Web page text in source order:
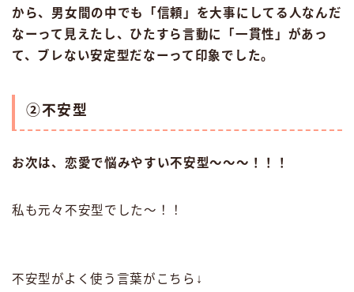
から、男女間の中でも「信頼」を大事にしてる人なんだ
なーって見えたし、ひたすら言動に「一貫性」があっ
て、ブレない安定型だなーって印象でした。
②不安型
お次は、恋愛で悩みやすい不安型〜〜〜！！！
私も元々不安型でした〜！！
不安型がよく使う言葉がこちら↓